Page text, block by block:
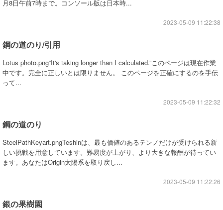
月8日午前7時まで。コンソール版は日本時...
2023-05-09 11:22:38
鋼の道のり/引用
Lotus photo.png“It's taking longer than I calculated.”このページは現在作業
中です。完全に正しいとは限りません。 このページを正確にするのを手伝
って...
2023-05-09 11:22:32
鋼の道のり
SteelPathKeyart.pngTeshinは、最も価値のあるテンノだけが受けられる新
しい挑戦を用意しています。難易度が上がり、より大きな報酬が待ってい
ます。あなたはOrigin太陽系を取り戻し...
2023-05-09 11:22:26
銀の果樹園